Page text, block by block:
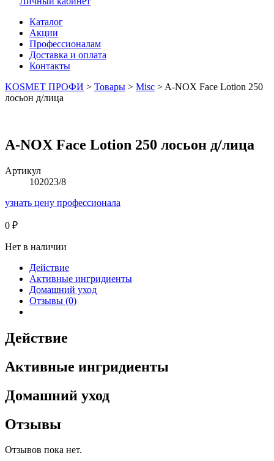
Каталог
Акции
Профессионалам
Доставка и оплата
Контакты
KOSMET ПРОФИ > Товары > Misc > A-NOX Face Lotion 250
лосьон д/лица
A-NOX Face Lotion 250 лосьон д/лица
Артикул
102023/8
узнать цену профессионала
0 ₽
Нет в наличии
Действие
Активные ингридиенты
Домашний уход
Отзывы (0)
Действие
Активные ингридиенты
Домашний уход
Отзывы
Отзывов пока нет.